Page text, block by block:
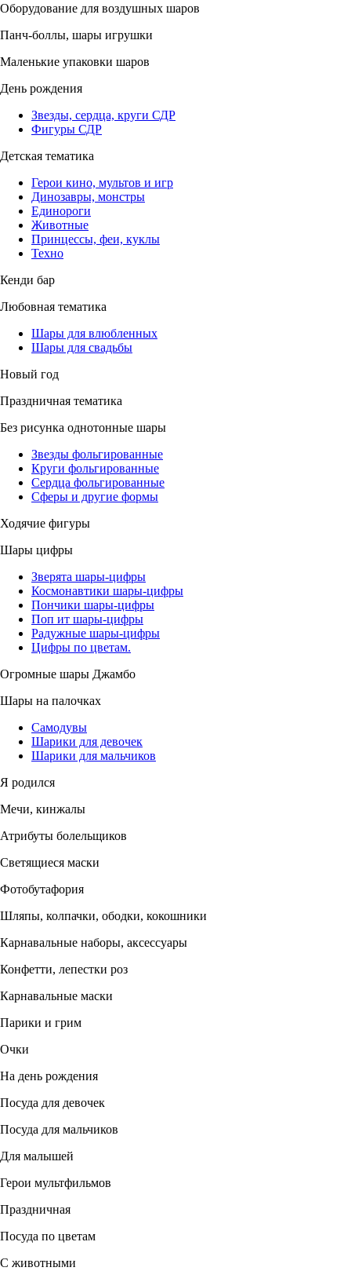
Оборудование для воздушных шаров
Панч-боллы, шары игрушки
Маленькие упаковки шаров
День рождения
Звезды, сердца, круги СДР
Фигуры СДР
Детская тематика
Герои кино, мультов и игр
Динозавры, монстры
Единороги
Животные
Принцессы, феи, куклы
Техно
Кенди бар
Любовная тематика
Шары для влюбленных
Шары для свадьбы
Новый год
Праздничная тематика
Без рисунка однотонные шары
Звезды фольгированные
Круги фольгированные
Сердца фольгированные
Сферы и другие формы
Ходячие фигуры
Шары цифры
Зверята шары-цифры
Космонавтики шары-цифры
Пончики шары-цифры
Поп ит шары-цифры
Радужные шары-цифры
Цифры по цветам.
Огромные шары Джамбо
Шары на палочках
Самодувы
Шарики для девочек
Шарики для мальчиков
Я родился
Мечи, кинжалы
Атрибуты болельщиков
Светящиеся маски
Фотобутафория
Шляпы, колпачки, ободки, кокошники
Карнавальные наборы, аксессуары
Конфетти, лепестки роз
Карнавальные маски
Парики и грим
Очки
На день рождения
Посуда для девочек
Посуда для мальчиков
Для малышей
Герои мультфильмов
Праздничная
Посуда по цветам
С животными